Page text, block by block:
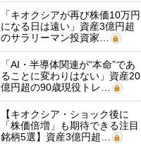
「キオクシアが再び株価10万円
になる日は遠い」資産3億円超
のサラリーマン投資家…
「AI・半導体関連が“本命”であ
ることに変わりはない」資産20
億円超の90歳現役トレ…
【キオクシア・ショック後に
「株価倍増」も期待できる注目
銘柄5選】資産3億円超…